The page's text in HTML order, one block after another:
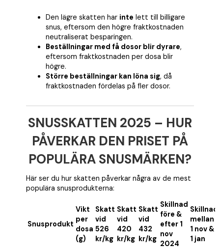
Den lägre skatten har inte lett till billigare
snus, eftersom den högre fraktkostnaden
neutraliserat besparingen.
Beställningar med få dosor blir dyrare,
eftersom fraktkostnaden per dosa blir
högre.
Större beställningar kan löna sig, då
fraktkostnaden fördelas på fler dosor.
SNUSSKATTEN 2025 – HUR
PÅVERKAR DEN PRISET PÅ
POPULÄRA SNUSMÄRKEN?
Här ser du hur skatten påverkar några av de mest
populära snusprodukterna:
Snusprodukt
Vikt
per
dosa
(g)
Skatt
vid
526
kr/kg
Skatt
vid
420
kr/kg
Skatt
vid
432
kr/kg
Skillnad
före &
efter 1
nov
2024
Skillnad
mellan
1 nov &
1 jan